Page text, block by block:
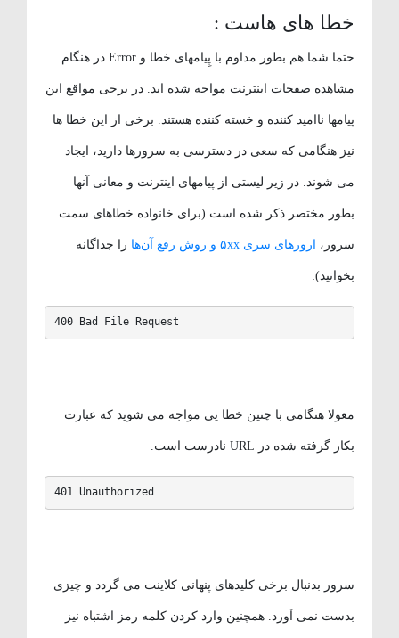
خطا های هاست :
حتما شما هم بطور مداوم با پِیامهای خطا و Error در هنگام
مشاهده صفحات اینترنت مواجه شده اید. در برخی مواقع این
پیامها ناامید کننده و خسته کننده هستند. برخی از این خطا ها
نیز هنگامی که سعی در دسترسی به سرورها دارید، ایجاد
می شوند. در زیر لیستی از پیامهای اینترنت و معانی آنها
بطور مختصر ذکر شده است (برای خانواده خطاهای سمت
سرور، ارورهای سری ۵xx و روش رفع آن‌ها را جداگانه
بخوانید):
400 Bad File Request
معولا هنگامی با چنین خطا یی مواجه می شوید که عبارت
بکار گرفته شده در URL نادرست است.
401 Unauthorized
سرور بدنبال برخی کلیدهای پنهانی کلاینت می گردد و چیزی
بدست نمی آورد. همچنین وارد کردن کلمه رمز اشتباه نیز